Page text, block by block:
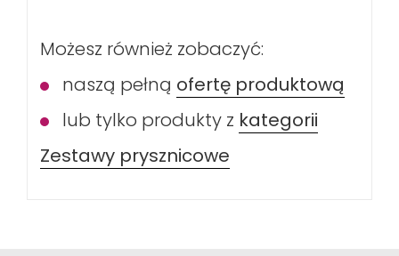
Możesz również zobaczyć:
naszą pełną ofertę produktową
lub tylko produkty z kategorii
Zestawy prysznicowe